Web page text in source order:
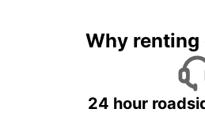
Why renting
24 hour